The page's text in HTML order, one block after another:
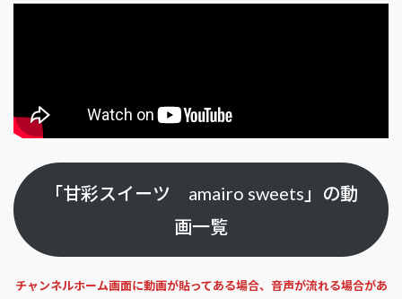
「甘彩スイーツ amairo sweets」の動
画一覧
チャンネルホーム画面に動画が貼ってある場合、音声が流れる場合があ